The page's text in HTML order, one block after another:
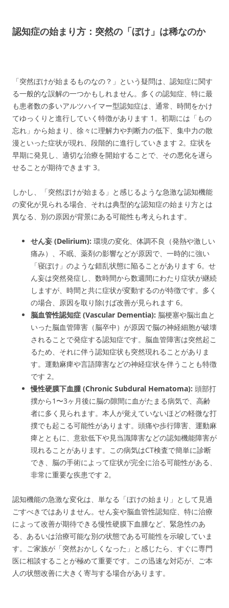
認知症の始まり方：突然の「ぼけ」は稀なのか
「突然ぼけが始まるものなの？」という疑問は、認知症に関す
る一般的な誤解の一つかもしれません。多くの認知症、特に最
も患者数の多いアルツハイマー型認知症は、通常、時間をかけ
てゆっくりと進行していく特徴があります 1 。初期には「もの
忘れ」から始まり、徐々に理解力や判断力の低下、集中力の散
漫といった症状が現れ、段階的に進行していきます 2。症状を
早期に発見し、適切な治療を開始することで、その悪化を遅ら
せることが期待できます 3。
しかし、「突然ぼけが始まる」と感じるような急激な認知機能
の変化が見られる場合、それは典型的な認知症の始まり方とは
異なる、別の原因が背景にある可能性も考えられます。
せん妄 (Delirium): 環境の変化、体調不良（発熱や激しい
痛み）、不眠、薬剤の影響などが原因で、一時的に強い
「寝ぼけ」のような錯乱状態に陥ることがあります 6。せ
ん妄は突然発症し、数時間から数週間にわたり症状が継続
しますが、時間と共に症状が変動するのが特徴です。多く
の場合、原因を取り除けば改善が見られます 6。
脳血管性認知症 (Vascular Dementia): 脳梗塞や脳出血と
いった脳血管障害（脳卒中）が原因で脳の神経細胞が破壊
されることで発症する認知症です。脳血管障害は突然起こ
るため、それに伴う認知症状も突然現れることがありま
す。運動麻痺や言語障害などの神経症状を伴うことも特徴
です 2。
慢性硬膜下血腫 (Chronic Subdural Hematoma): 頭部打
撲から1〜3ヶ月後に脳の隙間に血がたまる病気で、高齢
者に多く見られます。本人が覚えていないほどの軽微な打
撲でも起こる可能性があります。頭痛や歩行障害、運動麻
痺とともに、意欲低下や見当識障害などの認知機能障害が
現れることがあります。この病気はCT検査で簡単に診断
でき、脳の手術によって症状が完全に治る可能性がある、
非常に重要な疾患です 2。
認知機能の急激な変化は、単なる「ぼけの始まり」として見過
ごすべきではありません。せん妄や脳血管性認知症、特に治療
によって改善が期待できる慢性硬膜下血腫など、緊急性のあ
る、あるいは治療可能な別の状態である可能性を示唆していま
す。ご家族が「突然おかしくなった」と感じたら、すぐに専門
医に相談することが極めて重要です。この迅速な対応が、ご本
人の状態改善に大きく寄与する場合があります。